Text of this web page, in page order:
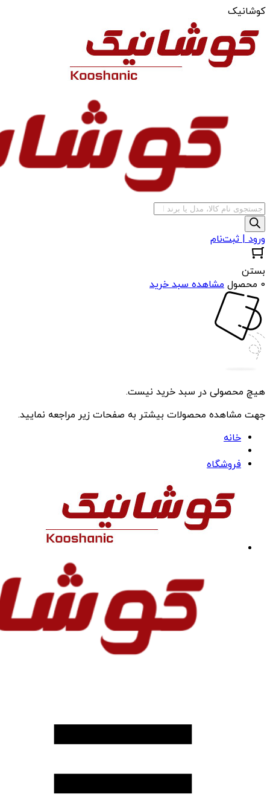
کوشانیک
جستجوی
محصولات
ورود | ثبت‌نام
بستن
0 محصول
مشاهده سبد خرید
هیچ محصولی در سبد خرید نیست.
جهت مشاهده محصولات بیشتر به صفحات زیر مراجعه نمایید.
خانه
فروشگاه